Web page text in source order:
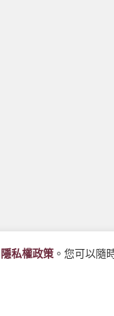
隱私權政策。您可以隨